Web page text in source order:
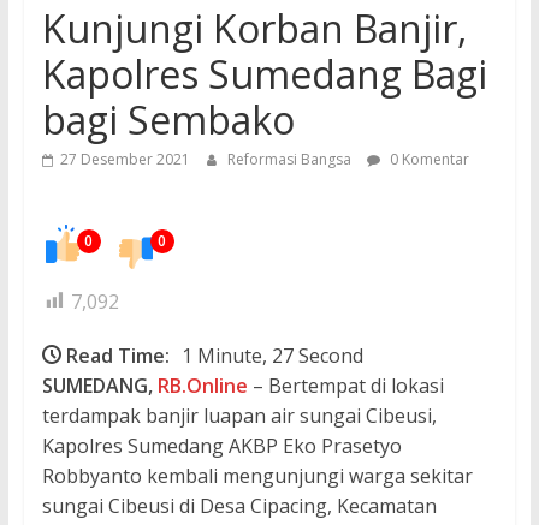
Kunjungi Korban Banjir,
Kapolres Sumedang Bagi
bagi Sembako
27 Desember 2021 Reformasi Bangsa 0 Komentar
0 0
7,092
Read Time: 1 Minute, 27 Second
SUMEDANG, RB.Online – Bertempat di lokasi
terdampak banjir luapan air sungai Cibeusi,
Kapolres Sumedang AKBP Eko Prasetyo
Robbyanto kembali mengunjungi warga sekitar
sungai Cibeusi di Desa Cipacing, Kecamatan